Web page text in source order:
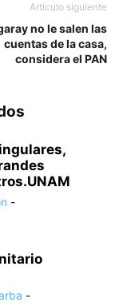
Artículo siguiente
no le salen las
cuentas de la casa,
considera el PAN
-
-